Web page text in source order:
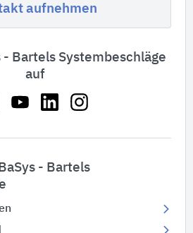
aufnehmen
- Bartels Systembeschläge
auf
- Bartels